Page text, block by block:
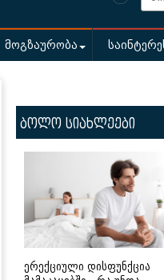
მოგზაურობა
ბოლო სიახლეები
ერექციული დისფუნქცია